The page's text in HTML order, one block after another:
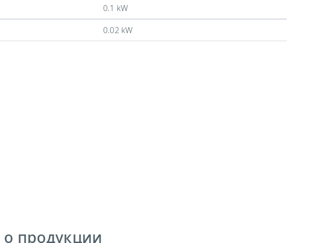
0.1 kW
0.02 kW
продукции